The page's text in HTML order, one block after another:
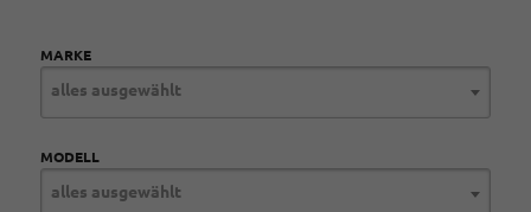
MARKE
alles ausgewählt
MODELL
alles ausgewählt